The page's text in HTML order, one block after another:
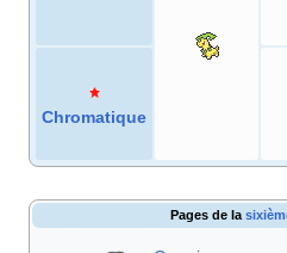
Chromatique
Pages de la